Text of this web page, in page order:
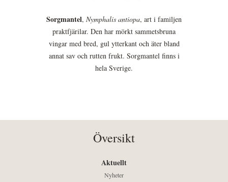
Sorgmantel, Nymphalis antiopa, art i familjen
praktfjärilar. Den har mörkt sammetsbruna
vingar med bred, gul ytterkant och äter bland
annat sav och rutten frukt. Sorgmantel finns i
hela Sverige.
Översikt
Aktuellt
Nyheter